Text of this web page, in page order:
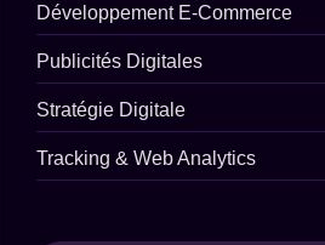
Développement E-Commerce
Publicités Digitales
Stratégie Digitale
Tracking & Web Analytics